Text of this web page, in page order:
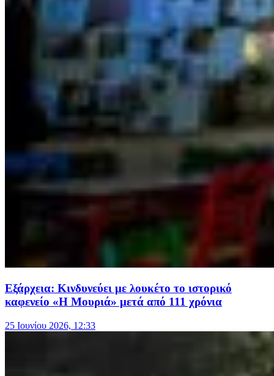
Εξάρχεια: Κινδυνεύει με λουκέτο το ιστορικό
καφενείο «Η Μουριά» μετά από 111 χρόνια
25 Ιουνίου 2026, 12:33